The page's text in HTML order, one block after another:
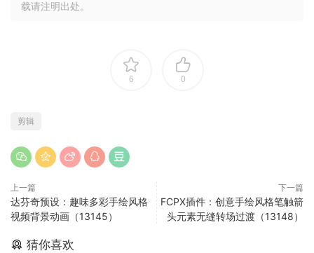
载请注明出处。
6 0
剪辑
上一篇
达芬奇预设：趣味多彩手绘风格
视频背景动画（13145）
下一篇
FCPX插件：创意手绘风格笔触箭
头元素无缝转场过渡（13148）
猜你喜欢